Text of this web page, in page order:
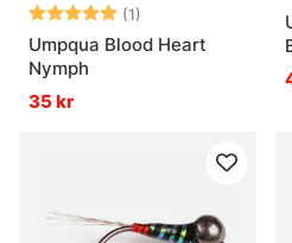
Betyg: (1)
5.0 utav 5 stjärnor
Umpqua Blood Heart
Nymph
35 kr